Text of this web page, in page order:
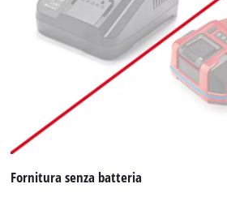
Fornitura senza batteria